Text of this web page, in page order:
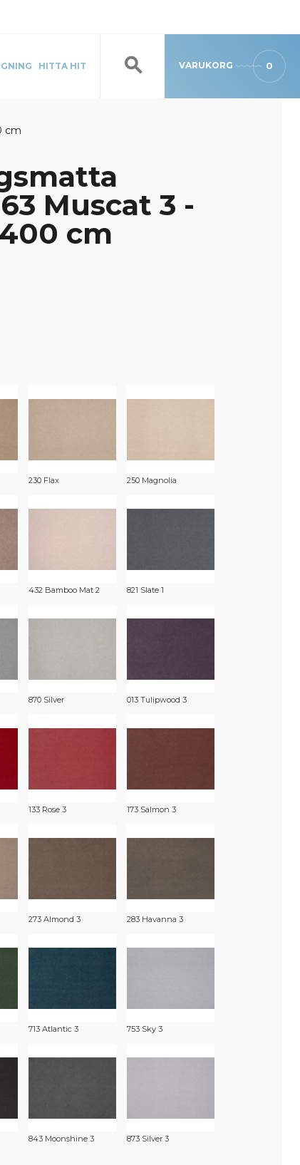
0
VARUKORG
HITTA HIT
cm
Muscat 3 -
cm
230 Flax 250 Magnolia
432 Bamboo Mat 2 821 Slate 1
870 Silver 013 Tulipwood 3
133 Rose 3 173 Salmon 3
273 Almond 3 283 Havanna 3
713 Atlantic 3 753 Sky 3
843 Moonshine 3 873 Silver 3